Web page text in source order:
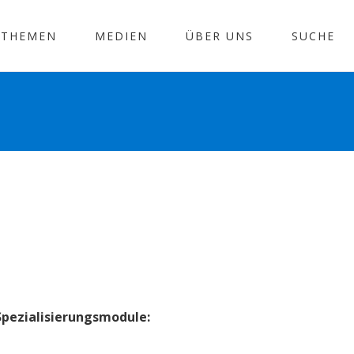
THEMEN MEDIEN ÜBER UNS SUCHE